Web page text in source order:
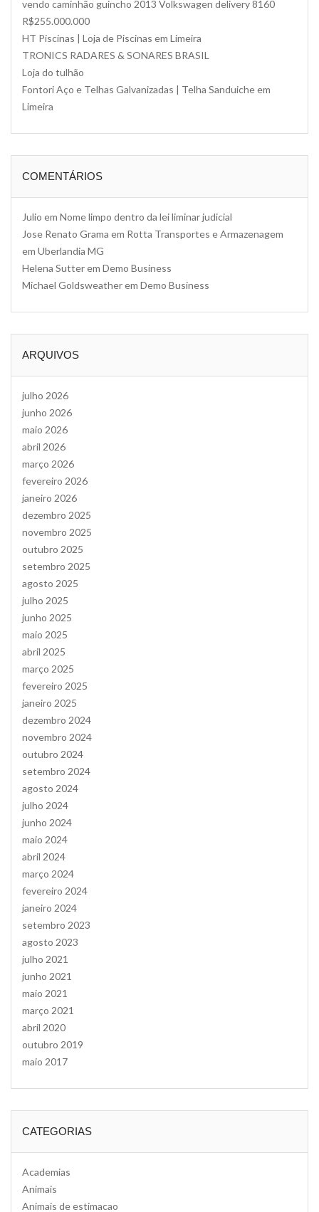
vendo caminhão guincho 2013 Volkswagen delivery 8160
R$255.000.000
HT Piscinas | Loja de Piscinas em Limeira
TRONICS RADARES & SONARES BRASIL
Loja do tulhão
Fontori Aço e Telhas Galvanizadas | Telha Sanduiche em
Limeira
COMENTÁRIOS
Julio em Nome limpo dentro da lei liminar judicial
Jose Renato Grama em Rotta Transportes e Armazenagem
em Uberlandia MG
Helena Sutterem Demo Business
Michael Goldsweatherem Demo Business
ARQUIVOS
julho 2026
junho 2026
maio 2026
abril 2026
março 2026
fevereiro 2026
janeiro 2026
dezembro 2025
novembro 2025
outubro 2025
setembro 2025
agosto 2025
julho 2025
junho 2025
maio 2025
abril 2025
março 2025
fevereiro 2025
janeiro 2025
dezembro 2024
novembro 2024
outubro 2024
setembro 2024
agosto 2024
julho 2024
junho 2024
maio 2024
abril 2024
março 2024
fevereiro 2024
janeiro 2024
setembro 2023
agosto 2023
julho 2021
junho 2021
maio 2021
março 2021
abril 2020
outubro 2019
maio 2017
CATEGORIAS
Academias
Animais
Animais de estimacao